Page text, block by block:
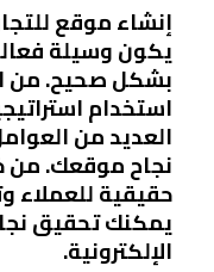
إنشاء موقع
يكون وسيلة
بشكل صحيح. من
استخدام
العديد من
نجاح موقعك. من
حقيقية للعملاء
يمكنك تحقيق
الإلكترونية.